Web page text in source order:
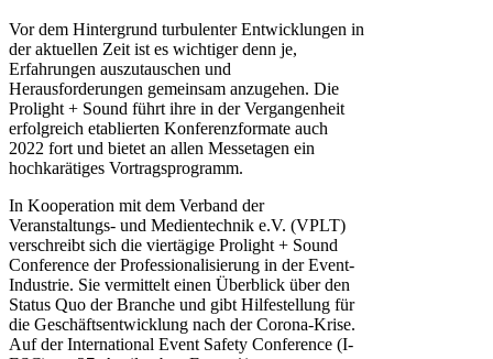
Vor dem Hintergrund turbulenter Entwicklungen in
der aktuellen Zeit ist es wichtiger denn je,
Erfahrungen auszutauschen und
Herausforderungen gemeinsam anzugehen. Die
Prolight + Sound führt ihre in der Vergangenheit
erfolgreich etablierten Konferenzformate auch
2022 fort und bietet an allen Messetagen ein
hochkarätiges Vortragsprogramm.
In Kooperation mit dem Verband der
Veranstaltungs- und Medientechnik e.V. (VPLT)
verschreibt sich die viertägige Prolight + Sound
Conference der Professionalisierung in der Event-
Industrie. Sie vermittelt einen Überblick über den
Status Quo der Branche und gibt Hilfestellung für
die Geschäftsentwicklung nach der Corona-Krise.
Auf der International Event Safety Conference (I-